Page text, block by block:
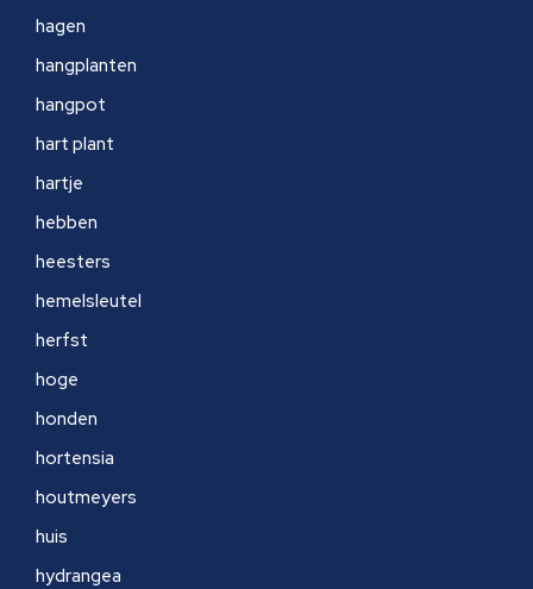
hagen
hangplanten
hangpot
hart plant
hartje
hebben
heesters
hemelsleutel
herfst
hoge
honden
hortensia
houtmeyers
huis
hydrangea